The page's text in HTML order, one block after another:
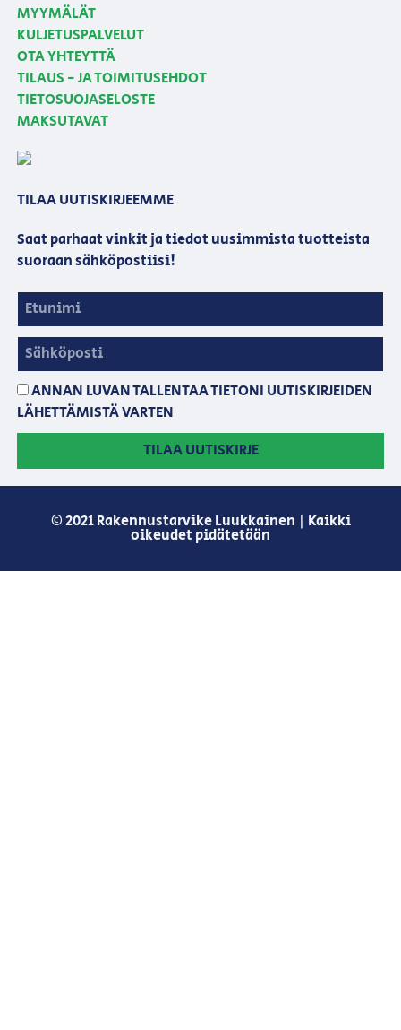
MYYMÄLÄT
KULJETUSPALVELUT
OTA YHTEYTTÄ
TILAUS - JA TOIMITUSEHDOT
TIETOSUOJASELOSTE
MAKSUTAVAT
TILAA UUTISKIRJEEMME
Saat parhaat vinkit ja tiedot uusimmista tuotteista
suoraan sähköpostiisi!
ANNAN LUVAN TALLENTAA TIETONI UUTISKIRJEIDEN
LÄHETTÄMISTÄ VARTEN
TILAA UUTISKIRJE
© 2021 Rakennustarvike Luukkainen | Kaikki
oikeudet pidätetään